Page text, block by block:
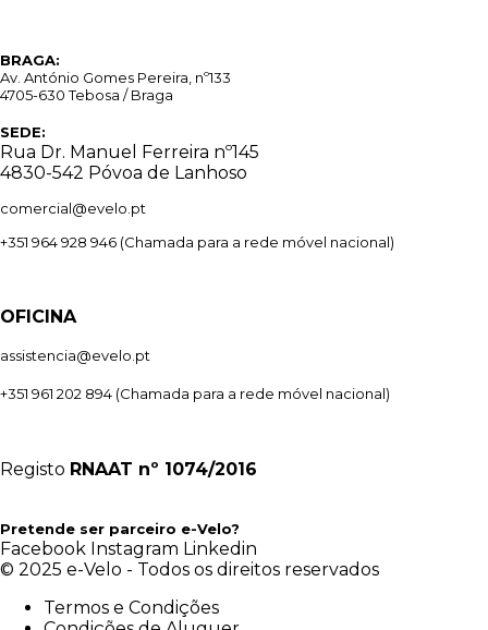
BRAGA:
Av. António Gomes Pereira, nº133
4705-630 Tebosa / Braga
SEDE:
Rua Dr. Manuel Ferreira nº145
4830-542 Póvoa de Lanhoso
comercial@evelo.pt
+351 964 928 946 (Chamada para a rede móvel nacional)
OFICINA
assistencia@evelo.pt
+351 961 202 894 (Chamada para a rede móvel nacional)
Registo RNAAT nº 1074/2016
Pretende ser parceiro e-Velo?
Facebook Instagram Linkedin
© 2025 e-Velo - Todos os direitos reservados
Termos e Condições